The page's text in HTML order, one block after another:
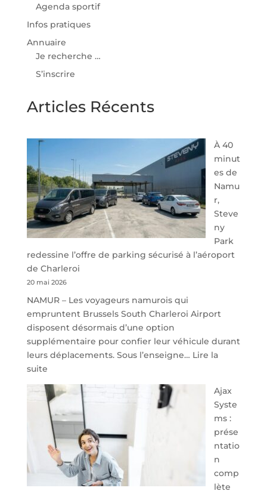
Agenda sportif
Infos pratiques
Annuaire
Je recherche …
S’inscrire
Articles Récents
À 40
minut
es de
Namu
r,
Steve
ny
Park
redessine l’offre de parking sécurisé à l’aéroport
de Charleroi
20 mai 2026
NAMUR – Les voyageurs namurois qui
empruntent Brussels South Charleroi Airport
disposent désormais d’une option
supplémentaire pour confier leur véhicule durant
leurs déplacements. Sous l’enseigne… Lire la
suite:
À
40
minutes
de
Namur,
Steveny
Park
redessine
Ajax
Syste
ms :
prése
ntatio
n
comp
lète